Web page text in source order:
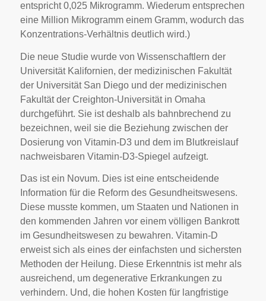
entspricht 0,025 Mikrogramm. Wiederum entsprechen
eine Million Mikrogramm einem Gramm, wodurch das
Konzentrations-Verhältnis deutlich wird.)
Die neue Studie wurde von Wissenschaftlern der
Universität Kalifornien, der medizinischen Fakultät
der Universität San Diego und der medizinischen
Fakultät der Creighton-Universität in Omaha
durchgeführt. Sie ist deshalb als bahnbrechend zu
bezeichnen, weil sie die Beziehung zwischen der
Dosierung von Vitamin-D3 und dem im Blutkreislauf
nachweisbaren Vitamin-D3-Spiegel aufzeigt.
Das ist ein Novum. Dies ist eine entscheidende
Information für die Reform des Gesundheitswesens.
Diese musste kommen, um Staaten und Nationen in
den kommenden Jahren vor einem völligen Bankrott
im Gesundheitswesen zu bewahren. Vitamin-D
erweist sich als eines der einfachsten und sichersten
Methoden der Heilung. Diese Erkenntnis ist mehr als
ausreichend, um degenerative Erkrankungen zu
verhindern. Und, die hohen Kosten für langfristige